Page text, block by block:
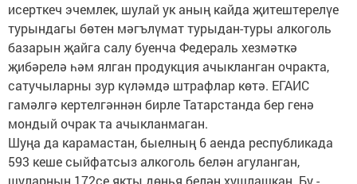
исерткеч эчемлек, шулай ук аның кайда җитештерелүе
турындагы бөтен мәгълүмат турыдан-туры алкоголь
базарын җайга салу буенча Федераль хезмәткә
җибәрелә һәм ялган продукция ачыкланган очракта,
сатучыларны зур күләмдә штрафлар көтә. ЕГАИС
гамәлгә кертелгәннән бирле Татарстанда бер генә
мондый очрак та ачыкланмаган.
Шуңа да карамастан, быелның 6 аенда республикада
593 кеше сыйфатсыз алкоголь белән агуланган,
шуларның 172се якты дөнья белән хушлашкан. Бу -